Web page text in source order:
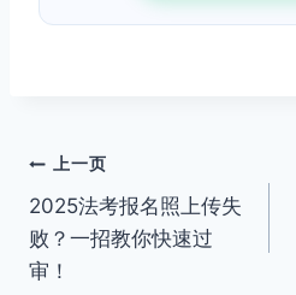
文
章
导
上一页
2025法考报名照上传失
败？一招教你快速过
审！